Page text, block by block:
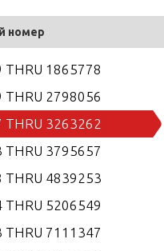
номер
THRU 1865778
THRU 2798056
THRU 3263262
THRU 3795657
THRU 4839253
THRU 5206549
THRU 7111347